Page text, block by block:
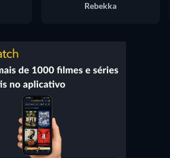
Rebekka